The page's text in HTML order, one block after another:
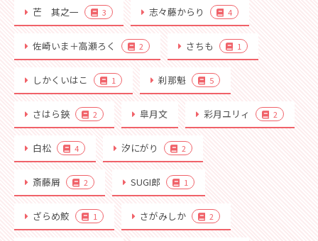
芒 其之一 3 志々藤からり 4
佐崎いま＋高瀬ろく 2 さちも 1
しかくいはこ 1 刹那魁 5
さはら鋏 2 皐月文 彩月ユリィ 2
白松 4 汐にがり 2
斎藤屑 2 SUGI郎 1
ざらめ鮫 1 さがみしか 2